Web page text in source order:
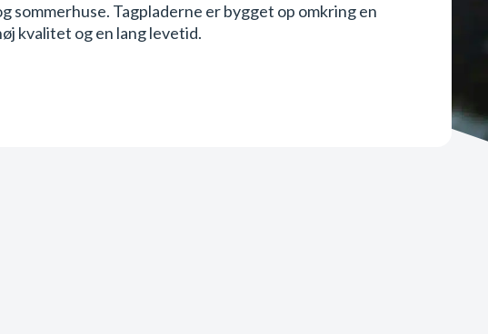
sommerhuse. Tagpladerne er bygget op omkring en
kvalitet og en lang levetid.